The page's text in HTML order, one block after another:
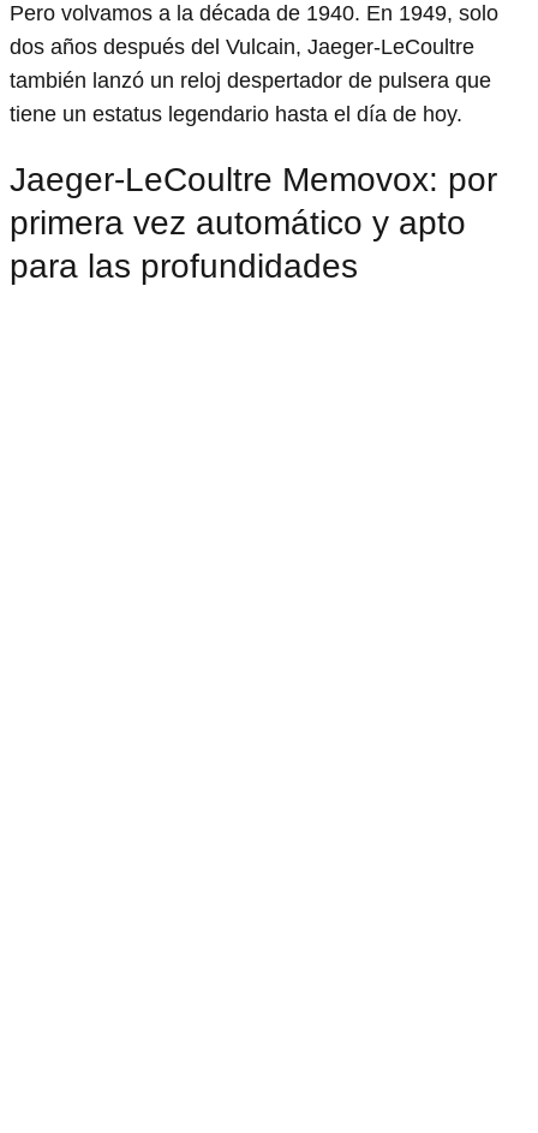
Pero volvamos a la década de 1940. En 1949, solo
dos años después del Vulcain, Jaeger-LeCoultre
también lanzó un reloj despertador de pulsera que
tiene un estatus legendario hasta el día de hoy.
Jaeger-LeCoultre Memovox: por
primera vez automático y apto
para las profundidades